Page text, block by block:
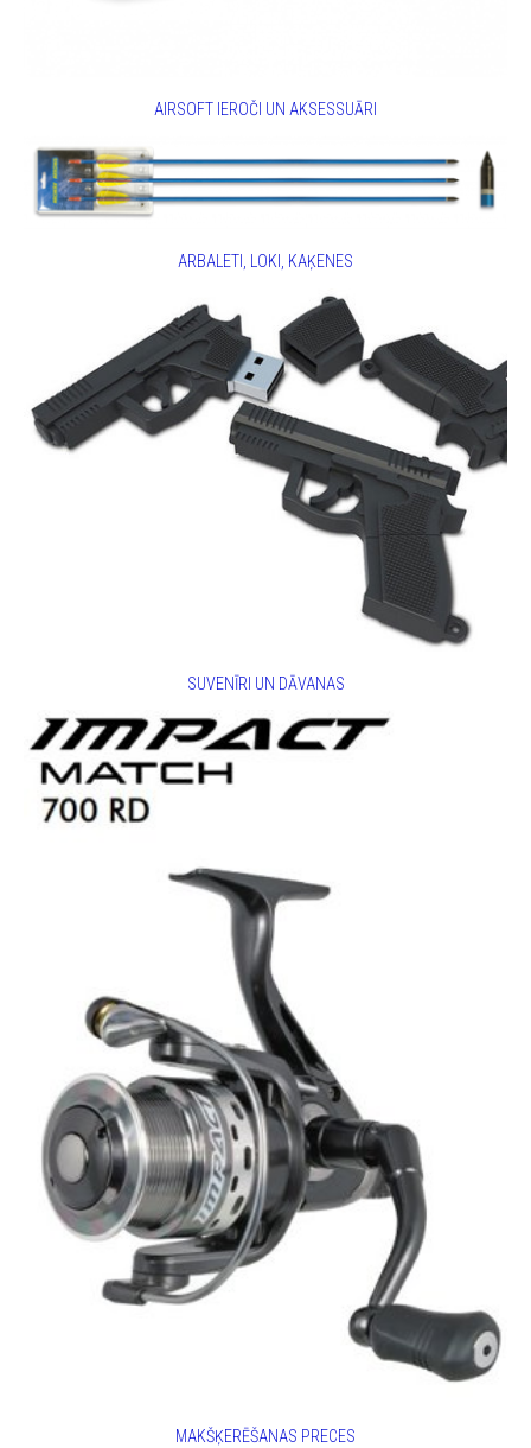
AIRSOFT IEROČI UN AKSESSUĀRI
ARBALETI, LOKI, KAĶENES
SUVENĪRI UN DĀVANAS
MAKŠĶERĒŠANAS PRECES